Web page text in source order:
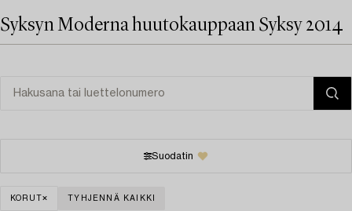
Syksyn Moderna huutokauppaan Syksy 2014
Suodatin
KORUT TYHJENNÄ KAIKKI